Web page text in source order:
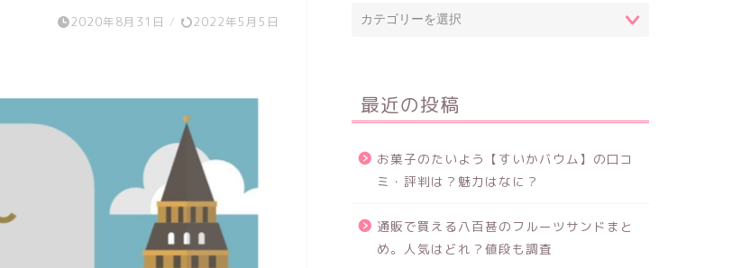
2020年8月31日 / 2022年5月5日
最近の投稿
お菓子のたいよう【すいかバウム】の口コ
ミ・評判は？魅力はなに？
通販で買える八百甚のフルーツサンドまと
め。人気はどれ？値段も調査